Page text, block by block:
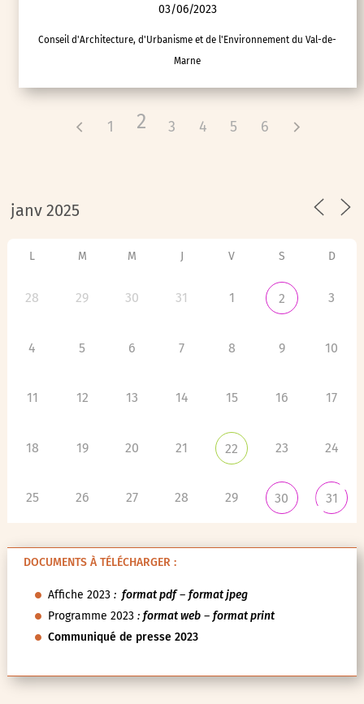
03/06/2023
Conseil d'Architecture, d'Urbanisme et de l'Environnement du Val-de-
Marne
1 2 3 4 5 6
L M M J V S D
28 29 30 31 1 2 3
4 5 6 7 8 9 10
11 12 13 14 15 16 17
18 19 20 21 22 23 24
25 26 27 28 29 30 31
DOCUMENTS À TÉLÉCHARGER :
Affiche 2023: format pdf– format jpeg
Programme 2023 : format web– format print
Communiqué de presse 2023